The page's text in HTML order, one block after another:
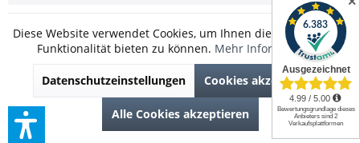
* Alle Preise inkl. gesetzl. Mehrwertsteuer zzgl.Versandkostenund ggf.
Nachnahmegebühren, wenn nicht anders beschrieben
Theme byThemeWare®
Diese Website verwendet Cookies, um Ihnen die bestmögliche
Funktionalität bieten zu können. Mehr Informationen
Datenschutzeinstellungen Cookies akzeptieren
Alle Cookies akzeptieren